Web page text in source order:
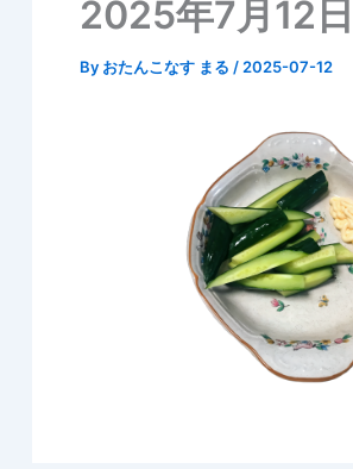
2025年7月12
By おたんこなす まる / 2025-07-12